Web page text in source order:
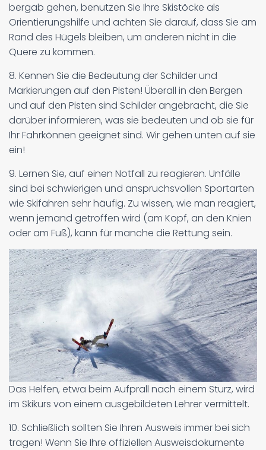
bergab gehen, benutzen Sie Ihre Skistöcke als
Orientierungshilfe und achten Sie darauf, dass Sie am
Rand des Hügels bleiben, um anderen nicht in die
Quere zu kommen.
8. Kennen Sie die Bedeutung der Schilder und
Markierungen auf den Pisten! Überall in den Bergen
und auf den Pisten sind Schilder angebracht, die Sie
darüber informieren, was sie bedeuten und ob sie für
Ihr Fahrkönnen geeignet sind. Wir gehen unten auf sie
ein!
9. Lernen Sie, auf einen Notfall zu reagieren. Unfälle
sind bei schwierigen und anspruchsvollen Sportarten
wie Skifahren sehr häufig. Zu wissen, wie man reagiert,
wenn jemand getroffen wird (am Kopf, an den Knien
oder am Fuß), kann für manche die Rettung sein.
Das Helfen, etwa beim Aufprall nach einem Sturz, wird
im Skikurs von einem ausgebildeten Lehrer vermittelt.
10. Schließlich sollten Sie Ihren Ausweis immer bei sich
tragen! Wenn Sie Ihre offiziellen Ausweisdokumente